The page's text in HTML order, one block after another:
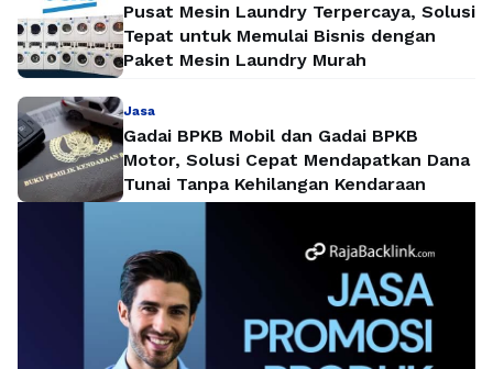
Pusat Mesin Laundry Terpercaya, Solusi
Tepat untuk Memulai Bisnis dengan
Paket Mesin Laundry Murah
Jasa
Gadai BPKB Mobil dan Gadai BPKB
Motor, Solusi Cepat Mendapatkan Dana
Tunai Tanpa Kehilangan Kendaraan